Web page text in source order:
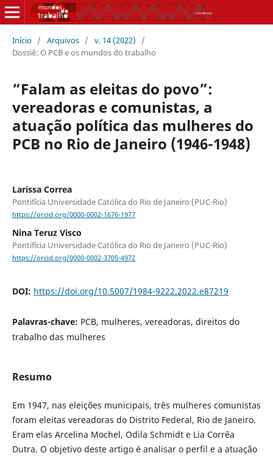
Início / Arquivos / v. 14 (2022)
/
Dossiê: O PCB e os mundos do trabalho
“Falam as eleitas do povo”:
vereadoras e comunistas, a
atuação política das mulheres do
PCB no Rio de Janeiro (1946-1948)
Larissa Correa
Pontifícia Universidade Católica do Rio de Janeiro (PUC-Rio)
https://orcid.org/0000-0002-1676-1977
Nina Teruz Visco
Pontifícia Universidade Católica do Rio de Janeiro (PUC-Rio)
https://orcid.org/0000-0002-3705-4972
DOI: https://doi.org/10.5007/1984-9222.2022.e87219
Palavras-chave: PCB, mulheres, vereadoras, direitos do
trabalho das mulheres
Resumo
Em 1947, nas eleições municipais, três mulheres comunistas
foram eleitas vereadoras do Distrito Federal, Rio de Janeiro.
Eram elas Arcelina Mochel, Odila Schmidt e Lia Corrêa
Dutra. O objetivo deste artigo é analisar o perfil e a atuação